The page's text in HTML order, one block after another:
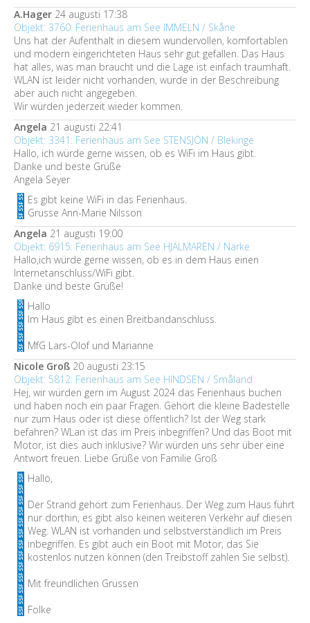
A.Hager 24 augusti 17:38
Objekt: 3760: Ferienhaus am See IMMELN / Skåne
Uns hat der Aufenthalt in diesem wundervollen, komfortablen
und modern eingerichteten Haus sehr gut gefallen. Das Haus
hat alles, was man braucht und die Lage ist einfach traumhaft.
WLAN ist leider nicht vorhanden, wurde in der Beschreibung
aber auch nicht angegeben.
Wir würden jederzeit wieder kommen.
Angela 21 augusti 22:41
Objekt: 3341: Ferienhaus am See STENSJÖN / Blekinge
Hallo, ich würde gerne wissen, ob es WiFi im Haus gibt.
Danke und beste Grüße
Angela Seyer
Es gibt keine WiFi in das Ferienhaus.
Grusse Ann-Marie Nilsson
Angela 21 augusti 19:00
Objekt: 6915: Ferienhaus am See HJÄLMAREN / Närke
Hallo,ich würde gerne wissen, ob es in dem Haus einen
Internetanschluss/WiFi gibt.
Danke und beste Grüße!
Hallo
Im Haus gibt es einen Breitbandanschluss.
MfG Lars-Olof und Marianne
Nicole Groß 20 augusti 23:15
Objekt: 5812: Ferienhaus am See HINDSEN / Småland
Hej, wir würden gern im August 2024 das Ferienhaus buchen
und haben noch ein paar Fragen. Gehört die kleine Badestelle
nur zum Haus oder ist diese öffentlich? Ist der Weg stark
befahren? WLan ist das im Preis inbegriffen? Und das Boot mit
Motor, ist dies auch inklusive? Wir würden uns sehr über eine
Antwort freuen. Liebe Grüße von Familie Groß
Hallo,
Der Strand gehört zum Ferienhaus. Der Weg zum Haus führt
nur dorthin, es gibt also keinen weiteren Verkehr auf diesen
Weg. WLAN ist vorhanden und selbstverständlich im Preis
inbegriffen. Es gibt auch ein Boot mit Motor, das Sie
kostenlos nutzen können (den Treibstoff zahlen Sie selbst).
Mit freundlichen Grüssen
Folke